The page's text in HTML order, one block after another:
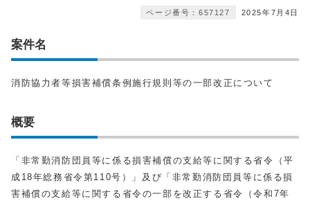
2025年7月4日
ページ番号：657127
案件名
消防協力者等損害補償条例施行規則等の一部改正について
概要
「非常勤消防団員等に係る損害補償の支給等に関する省令（平
成18年総務省令第110号）」及び「非常勤消防団員等に係る損
害補償の支給等に関する省令の一部を改正する省令（令和7年